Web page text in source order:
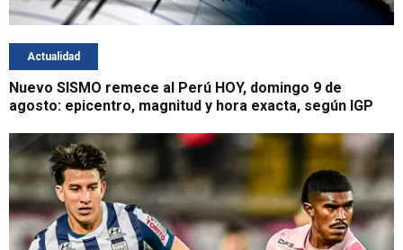
Actualidad
Nuevo SISMO remece al Perú HOY, domingo 9 de
agosto: epicentro, magnitud y hora exacta, según IGP